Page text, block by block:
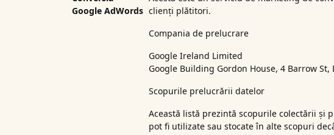
Google AdWords clienți plătitori.
Compania de prelucrare
Google Ireland Limited
Google Building Gordon House, 4 Barrow
Scopurile prelucrării datelor
Această listă prezintă scopurile colectării și
pot fi utilizate sau stocate în alte scopuri